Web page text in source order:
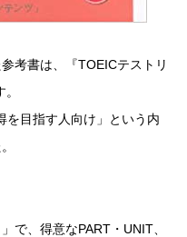
考書は、『TOEICテストリ
を目指す人向け」という内
で、得意なPART・UNIT、